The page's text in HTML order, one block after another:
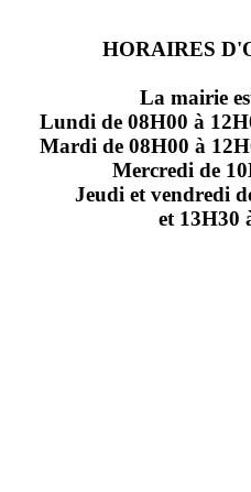
HORAIRES
La mairie
Lundi de 08H00 à
Mardi de 08H00 à
Mercredi de
Jeudi et vendredi
et 13H30